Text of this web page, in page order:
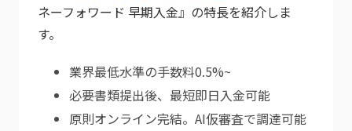
ネーフォワード 早期入金』の特長を紹介しま
す。
業界最低水準の手数料0.5%~
必要書類提出後、最短即日入金可能
原則オンライン完結。AI仮審査で調達可能